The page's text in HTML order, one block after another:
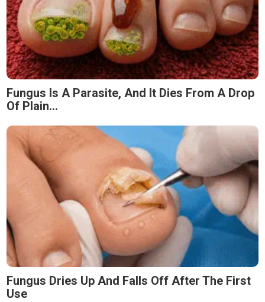
Fungus Is A Parasite, And It Dies From A Drop
Of Plain...
Fungus Dries Up And Falls Off After The First
Use